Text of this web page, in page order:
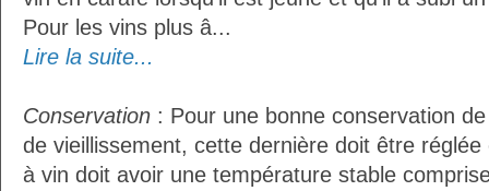
Pour les vins plus â...
Lire la suite...
Conservation : Pour une bonne conservation
de vieillissement, cette dernière doit être réglée
à vin doit avoir une température stable